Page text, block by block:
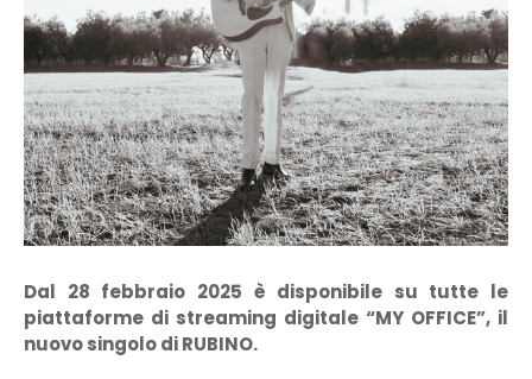
Dal 28 febbraio 2025 è disponibile su tutte le
piattaforme di streaming digitale “MY OFFICE”, il
nuovo singolo di RUBINO.